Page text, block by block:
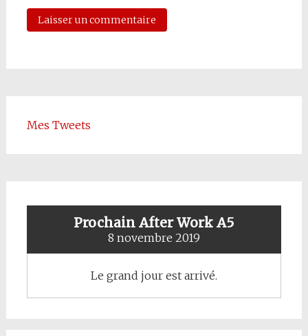
Mes Tweets
Prochain After Work A5
8 novembre 2019
Le grand jour est arrivé.